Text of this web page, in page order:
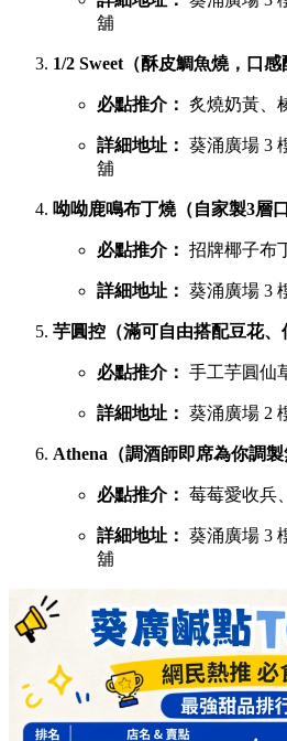
舖
1/2 Sweet（酥皮鯛魚燒，口感
必點推介： 炙燒奶黃、
詳細地址： 葵涌廣場 3
舖
呦呦鹿鳴布丁燒（自家製3層
必點推介： 招牌椰子布
詳細地址： 葵涌廣場 3
芋圓控（滿可自由搭配豆花、
必點推介： 手工芋圓仙
詳細地址： 葵涌廣場 2
Athena（調酒師即席為你調製
必點推介： 莓莓愛收兵
詳細地址： 葵涌廣場 3
舖